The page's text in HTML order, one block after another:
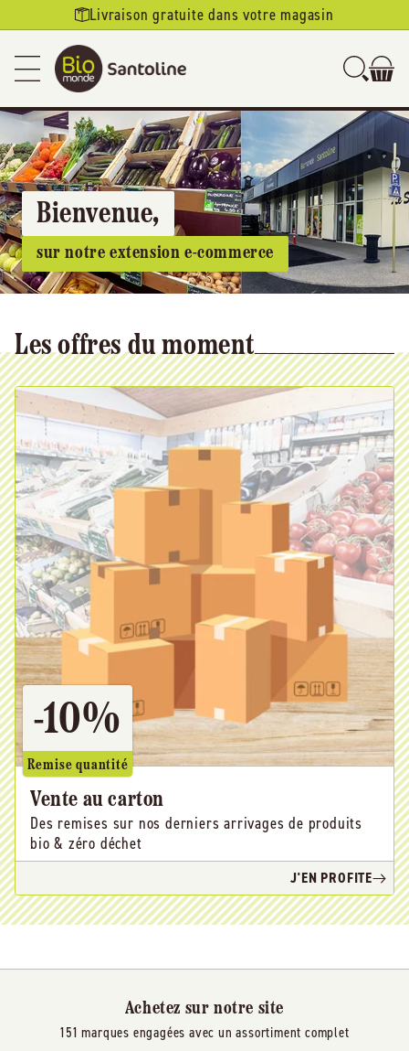
Ignorer et
passer au Livraison gratuite dans votre magasin
Bienvenue,
sur notre extension e-commerce
Les offres du moment
-10%
Remise quantité
Vente au carton
Des remises sur nos derniers arrivages de produits
bio & zéro déchet
J'EN PROFITE
Achetez sur notre site
151 marques engagées avec un assortiment complet